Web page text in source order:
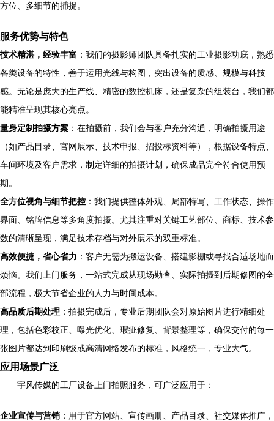
方位、多细节的捕捉。
服务优势与特色
技术精湛，经验丰富 ：我们的摄影师团队具备扎实的工业摄影功底，熟悉
各类设备的特性，善于运用光线与构图，突出设备的质感、规模与科技
感。无论是庞大的生产线、精密的数控机床，还是复杂的组装台，我们都
能精准呈现其核心亮点。
量身定制拍摄方案 ：在拍摄前，我们会与客户充分沟通，明确拍摄用途
（如产品目录、官网展示、技术申报、招投标资料等），根据设备特点、
车间环境及客户需求，制定详细的拍摄计划，确保成品完全符合使用预
期。
全方位视角与细节把控 ：我们提供整体外观、局部特写、工作状态、操作
界面、铭牌信息等多角度拍摄。尤其注重对关键工艺部位、商标、技术参
数的清晰呈现，满足技术存档与对外展示的双重标准。
高效便捷，省心省力 ：客户无需为搬运设备、搭建影棚或寻找合适场地而
烦恼。我们上门服务，一站式完成从现场勘查、实际拍摄到后期修图的全
部流程，极大节省企业的人力与时间成本。
高品质后期处理 ：拍摄完成后，专业后期团队会对原始图片进行精细处
理，包括色彩校正、曝光优化、瑕疵修复、背景整理等，确保交付的每一
张图片都达到印刷级或高清网络发布的标准，风格统一，专业大气。
应用场景广泛
宇风传媒的工厂设备上门拍照服务，可广泛应用于：
企业宣传与营销 ：用于官方网站、宣传画册、产品目录、社交媒体推广，